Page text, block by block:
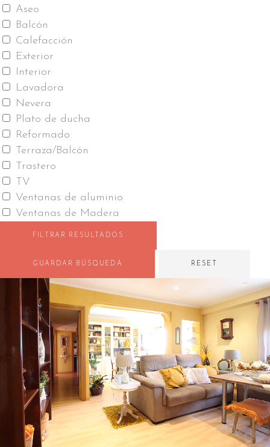
Aseo
Balcón
Calefacción
Exterior
Interior
Lavadora
Nevera
Plato de ducha
Reformado
Terraza/Balcón
Trastero
TV
Ventanas de aluminio
Ventanas de Madera
FILTRAR RESULTADOS
GUARDAR BÚSQUEDA RESET